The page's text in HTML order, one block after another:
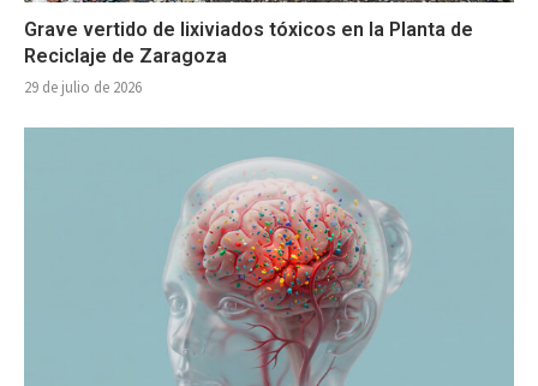
Grave vertido de lixiviados tóxicos en la Planta de
Reciclaje de Zaragoza
29 de julio de 2026